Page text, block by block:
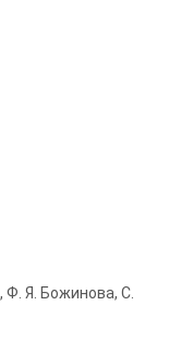
Ф. Я. Божинова, С.